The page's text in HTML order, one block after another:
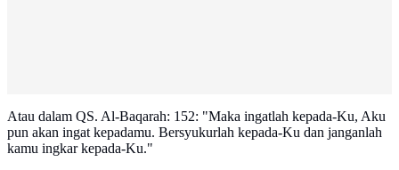
Atau dalam QS. Al-Baqarah: 152: "Maka ingatlah kepada-Ku, Aku
pun akan ingat kepadamu. Bersyukurlah kepada-Ku dan janganlah
kamu ingkar kepada-Ku."